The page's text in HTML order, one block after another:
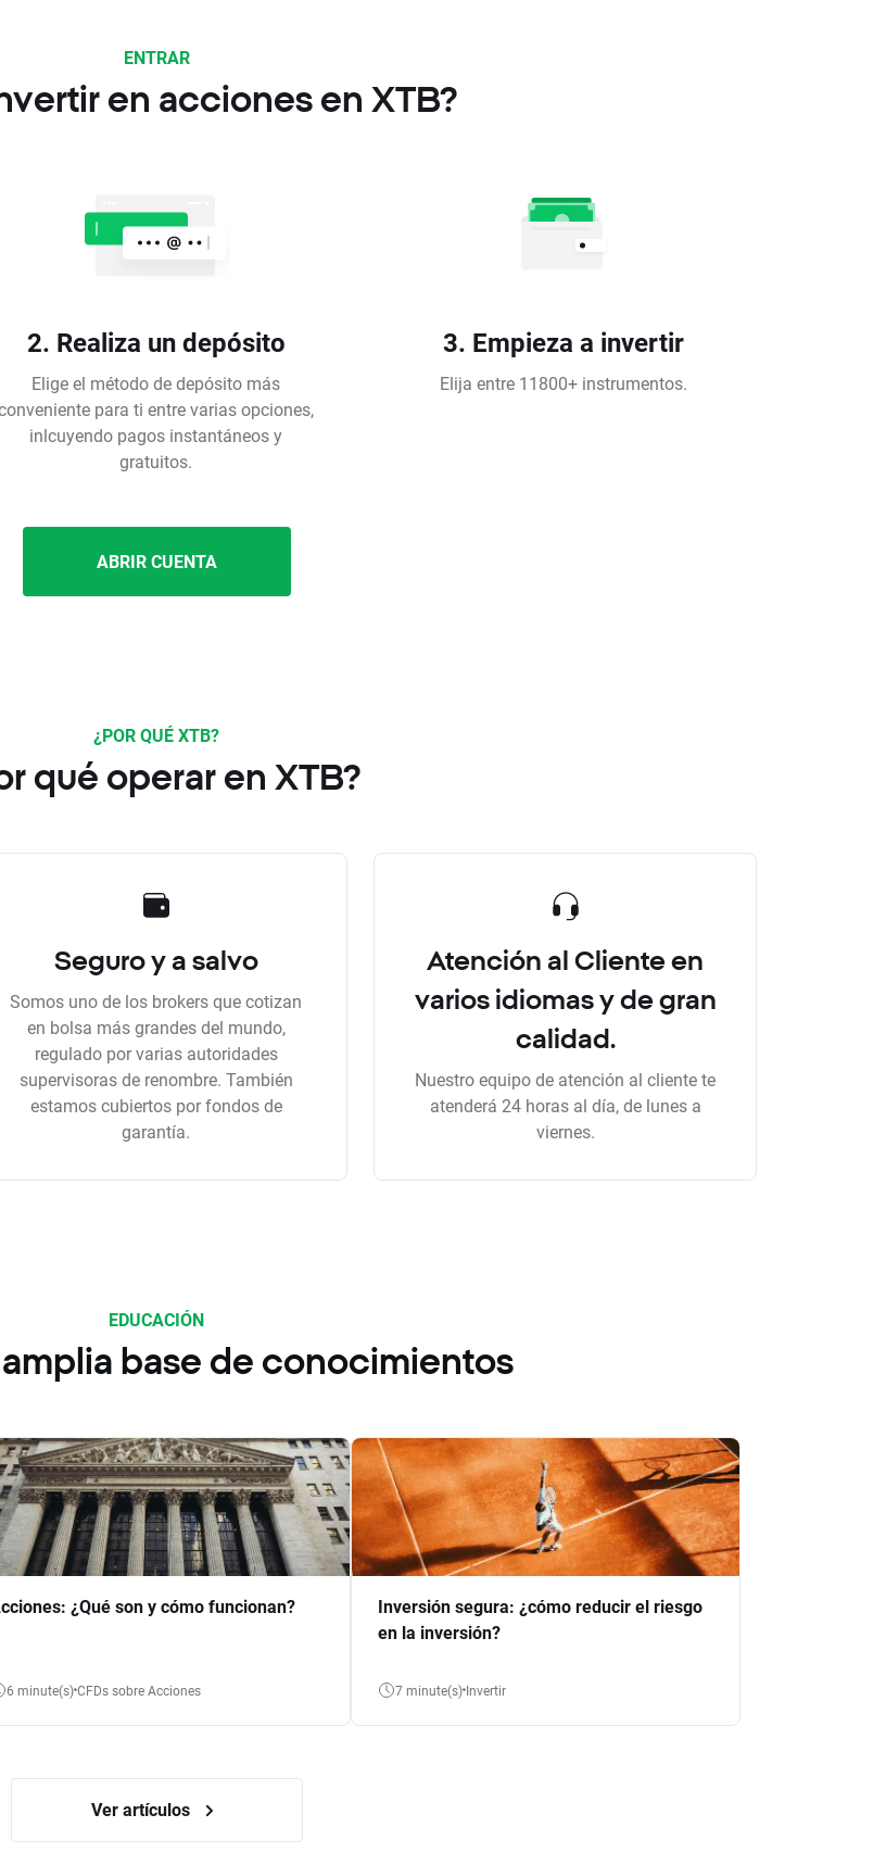
ENTRAR
en acciones en XTB?
2. Realiza un depósito
Elige el método de depósito más
para ti entre varias opciones,
inlcuyendo pagos instantáneos y
gratuitos.
3. Empieza a invertir
Elija entre 11800+ instrumentos.
ABRIR CUENTA
¿POR QUÉ XTB?
qué operar en XTB?
Seguro y a salvo
Somos uno de los brokers que cotizan
en bolsa más grandes del mundo,
regulado por varias autoridades
supervisoras de renombre. También
estamos cubiertos por fondos de
garantía.
Atención al Cliente en
varios idiomas y de gran
calidad.
Nuestro equipo de atención al cliente te
atenderá 24 horas al día, de lunes a
viernes.
EDUCACIÓN
base de conocimientos
¿Qué son y cómo funcionan?
6 minute(s) CFDs sobre Acciones
Inversión segura: ¿cómo reducir el riesgo
en la inversión?
7 minute(s) Invertir
Ver artículos